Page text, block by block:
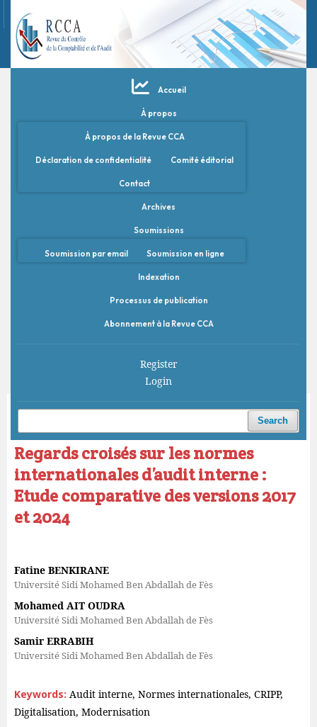
Accueil
À propos
À propos de la Revue CCA
Déclaration de confidentialité Comité éditorial
Contact
Archives
Soumissions
Soumission par email Soumission en ligne
Indexation
Processus de publication
Abonnement à la Revue CCA
Register
Login
Search
Home / Archives / Vol. 9 No. 3 (2025) / Articles
Regards croisés sur les normes
internationales d’audit interne :
Etude comparative des versions 2017
et 2024
Fatine BENKIRANE
Université Sidi Mohamed Ben Abdallah de Fès
Mohamed AIT OUDRA
Université Sidi Mohamed Ben Abdallah de Fès
Samir ERRABIH
Université Sidi Mohamed Ben Abdallah de Fès
Keywords: Audit interne, Normes internationales, CRIPP,
Digitalisation, Modernisation